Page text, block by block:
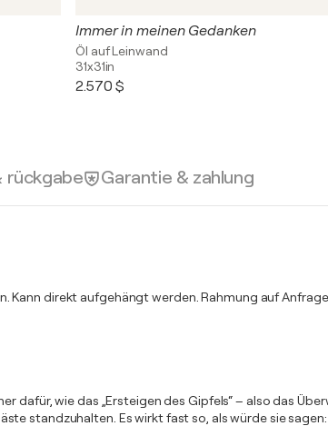
Immer in meinen Gedanken
Öl auf Leinwand
31x31in
2.570 $
rückgabe Garantie & zahlung
Kann direkt aufgehängt werden. Rahmung auf Anfrage.
dafür, wie das „Ersteigen des Gipfels“ – also das
standzuhalten. Es wirkt fast so, als würde sie